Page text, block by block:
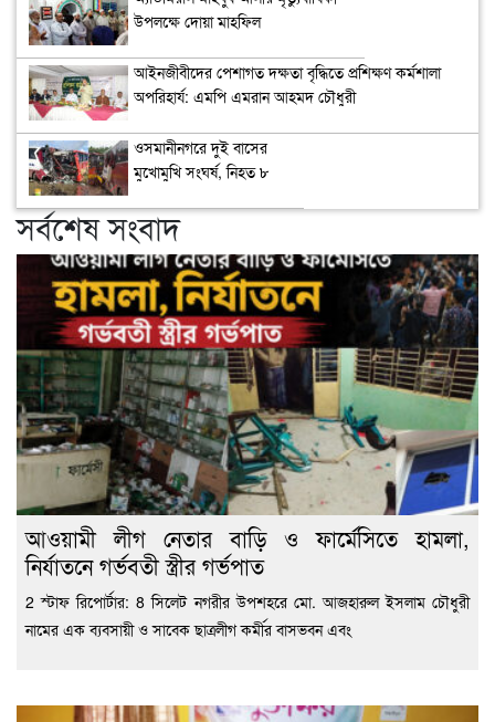
উপলক্ষে দোয়া মাহফিল
‎আইনজীবীদের পেশাগত দক্ষতা বৃদ্ধিতে প্রশিক্ষণ কর্মশালা
অপরিহার্য: এমপি এমরান আহমদ চৌধুরী
ওসমানীনগরে দুই বাসের
মুখোমুখি সংঘর্ষ, নিহত ৮
সর্বশেষ সংবাদ
আওয়ামী লীগ নেতার বাড়ি ও ফার্মেসিতে হামলা,
নির্যাতনে গর্ভবতী স্ত্রীর গর্ভপাত
2 স্টাফ রিপোর্টার: 8 সিলেট নগরীর উপশহরে মো. আজহারুল ইসলাম চৌধুরী
নামের এক ব্যবসায়ী ও সাবেক ছাত্রলীগ কর্মীর বাসভবন এবং